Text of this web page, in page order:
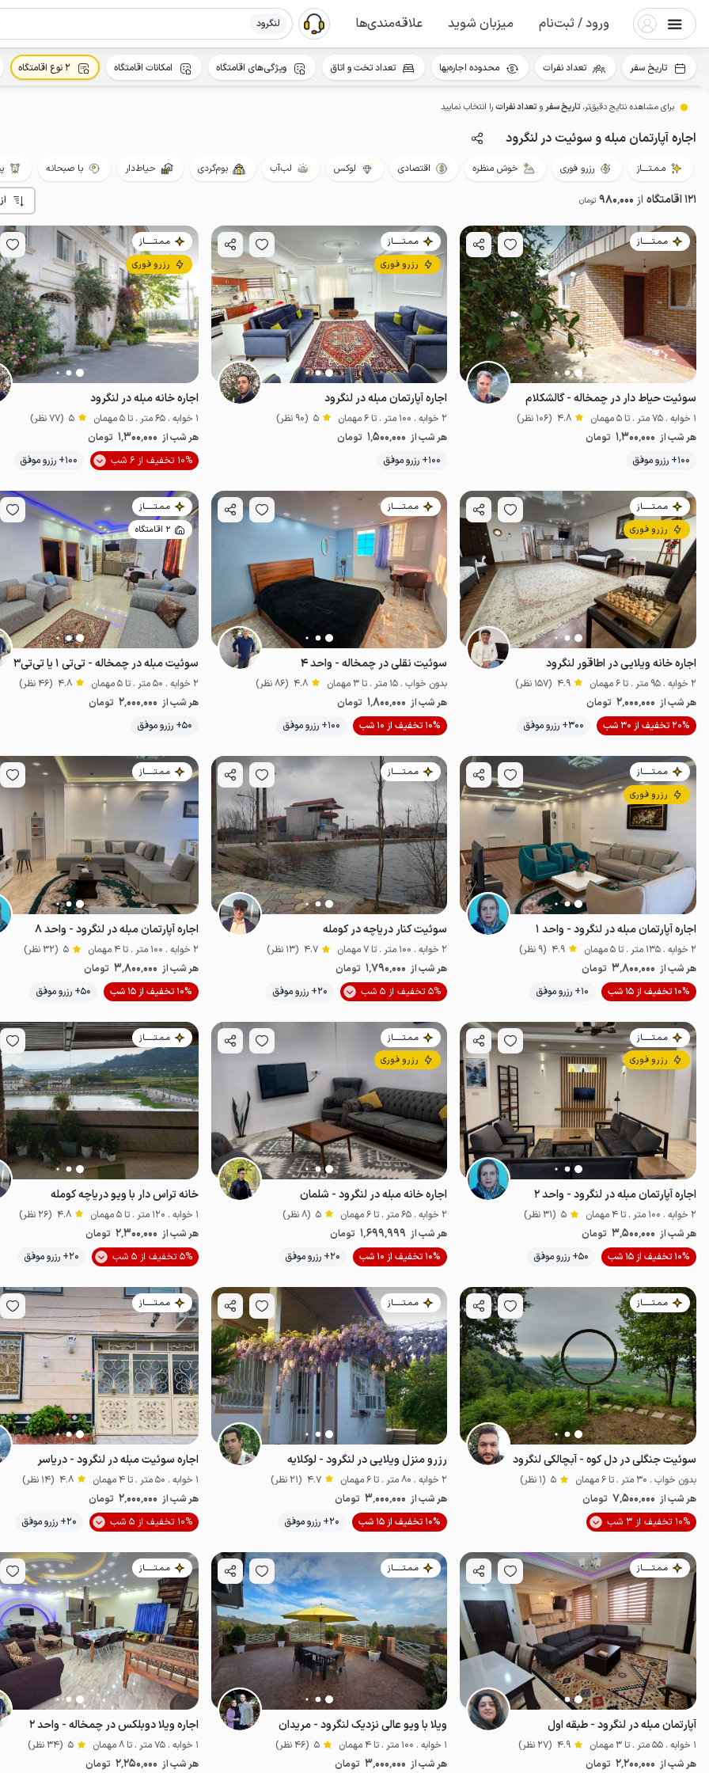
ورود / ثبت‌نام میزبان شوید علاقه‌مندی‌ها لنگرود
برای مشاهده نتایج دقیق‌تر، تاریخ سفرو تعداد نفراترا انتخاب نمایید
اجاره آپارتمان مبله و سوئیت در لنگرود
مـمـتــــاز رزرو فوری خوش منظره اقتصادی لوکس لب‌آب بوم‌گردی حیاط‌دار با صبحانه
121 اقامتگاه از 980٬000 تومان
مـمـتــــــاز
سوئیت حیاط دار در چمخاله - گالشکلام
1 خوابه . 75 متر . تا 5 مهمان 4.8 (106 نظر)
هر شب از 1٬300٬000 تومان
100+ رزرو موفق
اقتصادی موقعیت در نقشه
مـمـتــــــاز
رزرو فوری
اجاره آپارتمان مبله در لنگرود
2 خوابه . 100 متر . تا 6 مهمان 5 (90 نظر)
هر شب از 1٬500٬000 تومان
100+ رزرو موفق
اقتصادی
مـمـتــــــاز
رزرو فوری
اجاره خانه مبله در لنگرود
1 خوابه . 65 متر . تا 5 مهمان 5 (77 نظر)
هر شب از 1٬300٬000 تومان
10% تخفیف از 6 شب
100+ رزرو موفق
مـمـتــــــاز
رزرو فوری
اجاره خانه ویلایی در اطاقور لنگرود
2 خوابه . 95 متر . تا 6 مهمان 4.9 (157 نظر)
هر شب از 2٬000٬000 تومان
20% تخفیف از 30 شب
300+ رزرو موفق ضدعفونی‌شده موقعیت در نقشه
مـمـتــــــاز
سوئیت نقلی در چمخاله - واحد ۴
بدون خواب . 15 متر . تا 3 مهمان 4.8 (86 نظر)
هر شب از 1٬800٬000 تومان
10% تخفیف از 10 شب
100+ رزرو موفق موقعیت در نقشه
مـمـتــــــاز
2 اقامتگاه
سوئیت مبله در چمخاله - تی‌تی ۱ یا تی‌تی۳
2 خوابه . 50 متر . تا 5 مهمان 4.8 (46 نظر)
هر شب از 2٬000٬000 تومان
50+ رزرو موفق
مـمـتــــــاز
رزرو فوری
اجاره آپارتمان مبله در لنگرود - واحد ۱
2 خوابه . 135 متر . تا 5 مهمان 4.9 (9 نظر)
هر شب از 3٬800٬000 تومان
10% تخفیف از 15 شب
10+ رزرو موفق موقعیت در نقشه
مـمـتــــــاز
سوئیت کنار دریاچه در کومله
2 خوابه . 100 متر . تا 7 مهمان 4.7 (13 نظر)
هر شب از 1٬790٬000 تومان
5% تخفیف از 5 شب
20+ رزرو موفق موقعیت در نقشه
مـمـتــــــاز
اجاره آپارتمان مبله در لنگرود - واحد ۸
2 خوابه . 100 متر . تا 4 مهمان 5 (32 نظر)
هر شب از 3٬800٬000 تومان
10% تخفیف از 15 شب
50+ رزرو موفق
مـمـتــــــاز
رزرو فوری
اجاره آپارتمان مبله در لنگرود - واحد ۲
2 خوابه . 100 متر . تا 4 مهمان 5 (31 نظر)
هر شب از 3٬500٬000 تومان
10% تخفیف از 15 شب
50+ رزرو موفق موقعیت در نقشه
مـمـتــــــاز
رزرو فوری
اجاره خانه مبله در لنگرود - شلمان
2 خوابه . 65 متر . تا 6 مهمان 5 (8 نظر)
هر شب از 1٬699٬999 تومان
10% تخفیف از 10 شب
20+ رزرو موفق موقعیت در نقشه
مـمـتــــــاز
خانه تراس دار با ویو دریاچه کومله
1 خوابه . 120 متر . تا 5 مهمان 4.8 (26 نظر)
هر شب از 2٬300٬000 تومان
5% تخفیف از 5 شب
20+ رزرو موفق
مـمـتــــــاز
سوئیت جنگلی در دل کوه - آبچالکی لنگرود
بدون خواب . 30 متر . تا 6 مهمان 5 (1 نظر)
هر شب از 7٬500٬000 تومان
10% تخفیف از 3 شب
خوش منظره خاص خوش غذا موقعیت در نقشه
مـمـتــــــاز
رزرو منزل ویلایی در لنگرود - لوکلایه
2 خوابه . 80 متر . تا 6 مهمان 4.7 (21 نظر)
هر شب از 3٬000٬000 تومان
10% تخفیف از 15 شب
20+ رزرو موفق موقعیت در نقشه
مـمـتــــــاز
اجاره سوئیت مبله در لنگرود - دریاسر
1 خوابه . 50 متر . تا 4 مهمان 4.8 (14 نظر)
هر شب از 2٬000٬000 تومان
10% تخفیف از 5 شب
20+ رزرو موفق
مـمـتــــــاز
آپارتمان مبله در لنگرود - طبقه اول
1 خوابه . 55 متر . تا 3 مهمان 4.9 (27 نظر)
هر شب از 2٬200٬000 تومان
مـمـتــــــاز
ویلا با ویو عالی نزدیک لنگرود - مریدان
1 خوابه . 100 متر . تا 4 مهمان 5 (46 نظر)
هر شب از 3٬000٬000 تومان
مـمـتــــــاز
اجاره ویلا دوبلکس در چمخاله - واحد ۲
1 خوابه . 75 متر . تا 8 مهمان 5 (34 نظر)
هر شب از 2٬250٬000 تومان
تاریخ سفر تعداد نفرات محدوده اجاره‌بها تعداد تخت و اتاق ویژگی‌های اقامتگاه امکانات اقامتگاه 2 نوع اقامتگاه